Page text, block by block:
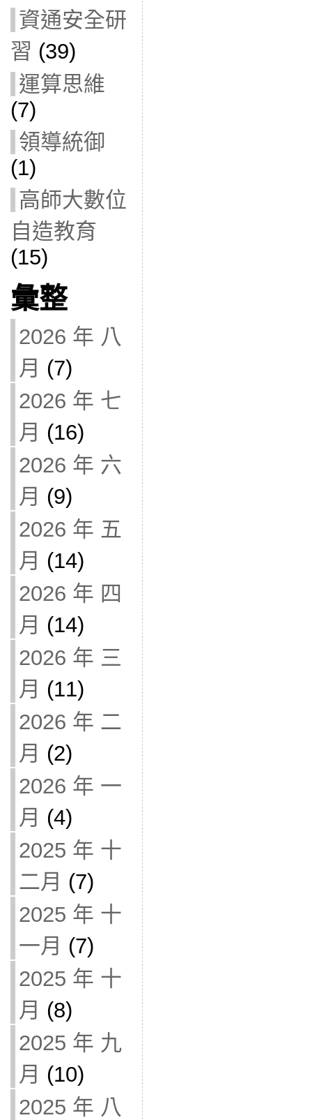
資通安全研
習 (39)
運算思維
(7)
領導統御
(1)
高師大數位
自造教育
(15)
彙整
2026 年 八
月 (7)
2026 年 七
月 (16)
2026 年 六
月 (9)
2026 年 五
月 (14)
2026 年 四
月 (14)
2026 年 三
月 (11)
2026 年 二
月 (2)
2026 年 一
月 (4)
2025 年 十
二月 (7)
2025 年 十
一月 (7)
2025 年 十
月 (8)
2025 年 九
月 (10)
2025 年 八